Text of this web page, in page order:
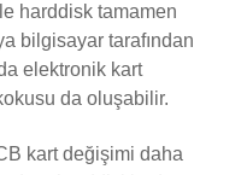
harddisk tamamen
bilgisayar tarafından
elektronik kart
da oluşabilir.
kart değişimi daha